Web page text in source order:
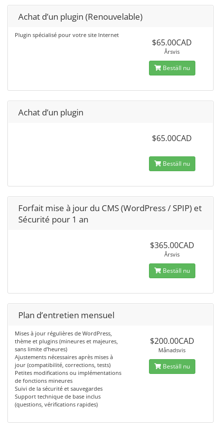
Achat d’un plugin (Renouvelable)
Plugin spécialisé pour votre site Internet
$65.00CAD
Årsvis
Beställ nu
Achat d’un plugin
$65.00CAD
Beställ nu
Forfait mise à jour du CMS (WordPress / SPIP) et
Sécurité pour 1 an
$365.00CAD
Årsvis
Beställ nu
Plan d’entretien mensuel
Mises à jour régulières de WordPress,
thème et plugins (mineures et majeures,
sans limite d’heures)
Ajustements nécessaires après mises à
jour (compatibilité, corrections, tests)
Petites modifications ou implémentations
de fonctions mineures
Suivi de la sécurité et sauvegardes
Support technique de base inclus
(questions, vérifications rapides)
$200.00CAD
Månadsvis
Beställ nu